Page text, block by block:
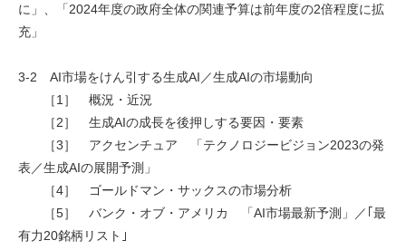
に」、「2024年度の政府全体の関連予算は前年度の2倍程度に拡
充」
3-2 AI市場をけん引する生成AI／生成AIの市場動向
［1］ 概況・近況
［2］ 生成AIの成長を後押しする要因・要素
［3］ アクセンチュア 「テクノロジービジョン2023の発
表／生成AIの展開予測」
［4］ ゴールドマン・サックスの市場分析
［5］ バンク・オブ・アメリカ 「AI市場最新予測」／｢最
有力20銘柄リスト｣